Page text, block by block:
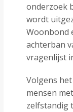
onderzoek
wordt
Woonbond
achterban
vragenlijst
Volgens
mensen
zelfstandig